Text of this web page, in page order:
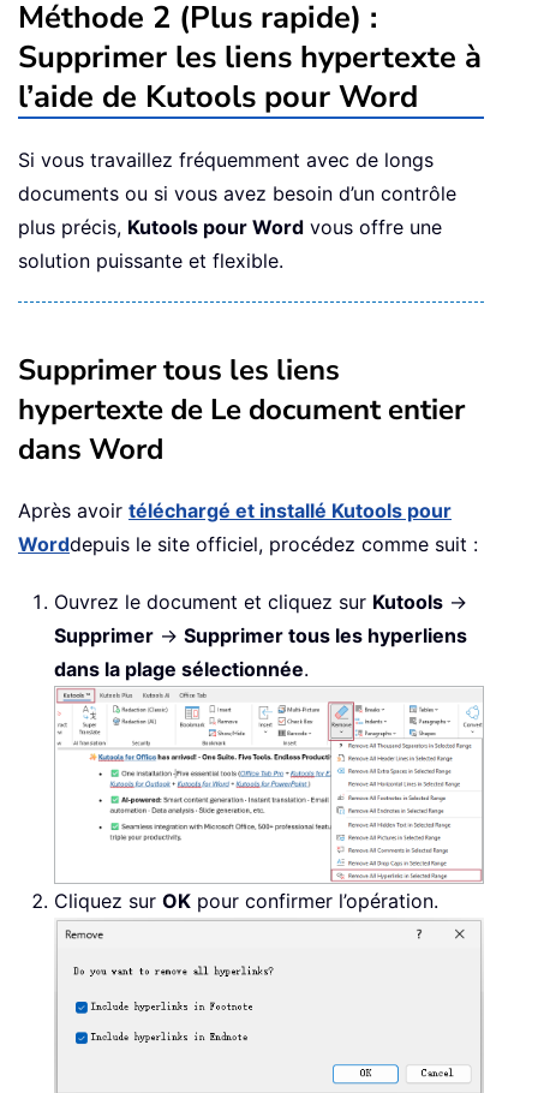
Méthode 2 (Plus rapide) :
Supprimer les liens hypertexte à
l’aide de Kutools pour Word
Si vous travaillez fréquemment avec de longs
documents ou si vous avez besoin d’un contrôle
plus précis, Kutools pour Word vous offre une
solution puissante et flexible.
Supprimer tous les liens
hypertexte de Le document entier
dans Word
Après avoir téléchargé et installé Kutools pour
Worddepuis le site officiel, procédez comme suit :
Ouvrez le document et cliquez sur Kutools →
Supprimer → Supprimer tous les hyperliens
dans la plage sélectionnée.
Cliquez sur OK pour confirmer l’opération.